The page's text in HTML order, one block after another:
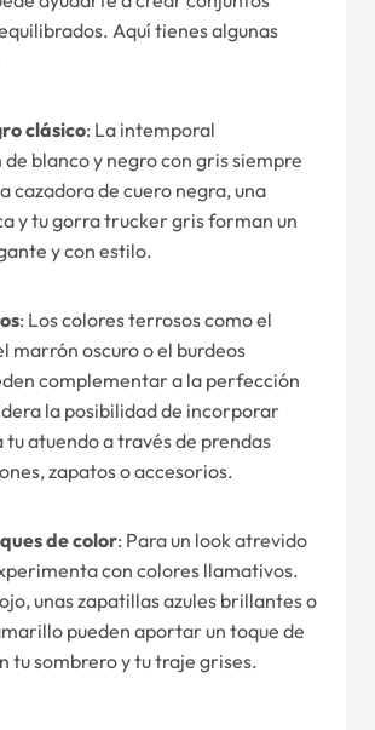
Aquí tienes algunas
clásico: La intemporal
blanco y negro con gris siempre
cazadora de cuero negra, una
y tu gorra trucker gris forman un
y con estilo.
: Los colores terrosos como el
marrón oscuro o el burdeos
complementar a la perfección
la posibilidad de incorporar
tu atuendo a través de prendas
zapatos o accesorios.
de color: Para un look atrevido
con colores llamativos.
unas zapatillas azules brillantes o
pueden aportar un toque de
tu sombrero y tu traje grises.